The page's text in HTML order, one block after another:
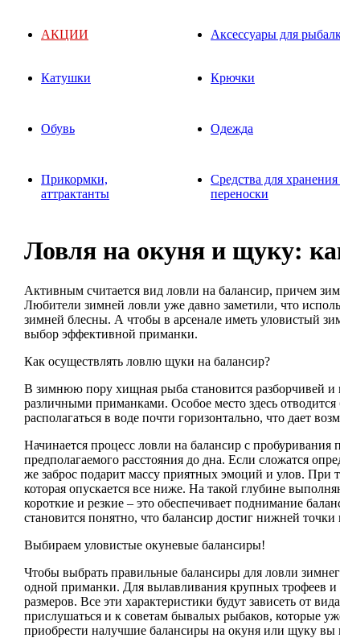
АКЦИИ Аксессуары для
Катушки Крючки
Обувь Одежда
Прикормки,
аттрактанты
Средства для хранения
переноски
Ловля на окуня и щуку:
Активным считается вид ловли на балансир, причем
Любители зимней ловли уже давно заметили, что
зимней блесны. А чтобы в арсенале иметь уловистый
выбор эффективной приманки.
Как осуществлять ловлю щуки на балансир?
В зимнюю пору хищная рыба становится разборчивей
различными приманками. Особое место здесь
располагаться в воде почти горизонтально, что дает
Начинается процесс ловли на балансир с
предполагаемого расстояния до дна. Если сложатся
же заброс подарит массу приятных эмоций и улов. При
которая опускается все ниже. На такой глубине
короткие и резкие – это обеспечивает поднимание
становится понятно, что балансир достиг нижней
Выбираем уловистые окуневые балансиры!
Чтобы выбрать правильные балансиры для ловли
одной приманки. Для вылавливания крупных трофеев и
размеров. Все эти характеристики будут зависеть от
прислушаться и к советам бывалых рыбаков, которые
приобрести налучшие балансиры на окуня или щуку